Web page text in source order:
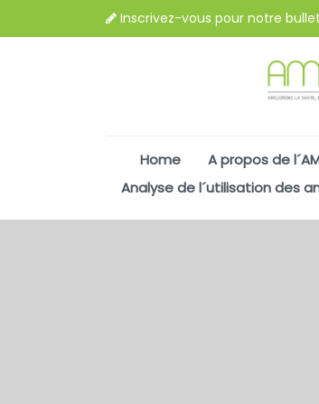
Inscrivez-vous pour notre
Home A propos de
Analyse de l´utilisation des